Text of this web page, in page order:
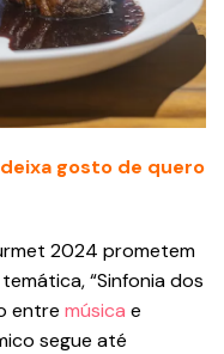
gosto de quero
2024 prometem
“Sinfonia dos
entre música e
segue até